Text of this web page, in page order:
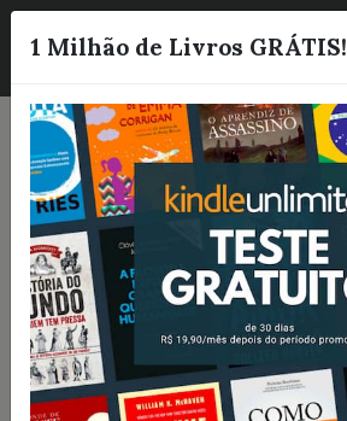
1 Milhão de Livros GRÁTIS!